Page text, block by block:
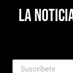
La